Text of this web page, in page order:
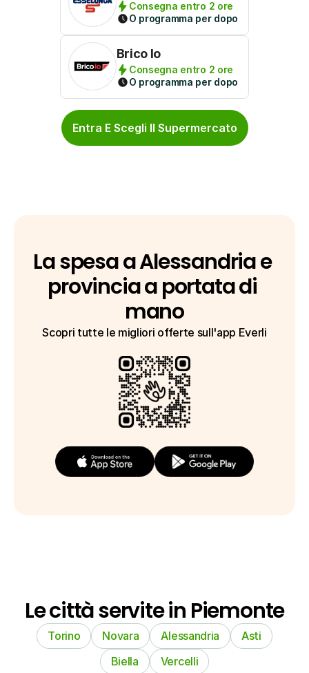
Consegna entro 2 ore
O programma per dopo
Brico Io
Consegna entro 2 ore
O programma per dopo
Entra E Scegli Il Supermercato
La spesa a Alessandria e
provincia a portata di
mano
Scopri tutte le migliori offerte sull'app Everli
Le città servite in Piemonte
Torino Novara Alessandria
Asti
Biella
Vercelli